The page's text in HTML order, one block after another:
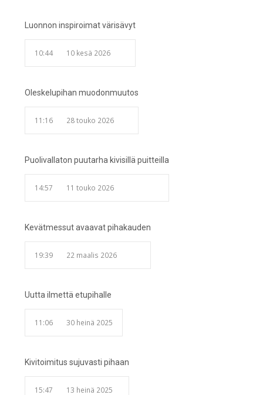
Luonnon inspiroimat värisävyt
10:44 10 kesä 2026
Oleskelupihan muodonmuutos
11:16 28 touko 2026
Puolivallaton puutarha kivisillä puitteilla
14:57 11 touko 2026
Kevätmessut avaavat pihakauden
19:39 22 maalis 2026
Uutta ilmettä etupihalle
11:06 30 heinä 2025
Kivitoimitus sujuvasti pihaan
15:47 13 heinä 2025